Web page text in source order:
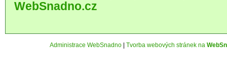
WebSnadno.cz
Administrace WebSnadno| Tvorba webových stránek na